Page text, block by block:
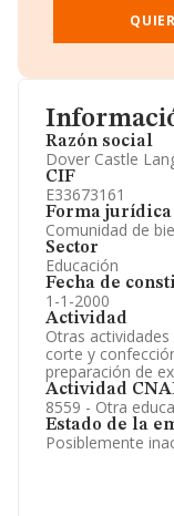
Razón social
Dover Castle
CIF
E33673161
Forma jurídica
Comunidad de
Sector
Educación
Fecha de
1-1-2000
Actividad
Otras
corte y
preparación de
Actividad
8559 - Otra
Estado de la
Posiblemente
Consejo de
Directivos y
Información